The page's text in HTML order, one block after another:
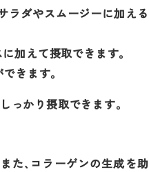
ラダやスムージーに加える
加えて摂取できます。
きます。
っかり摂取できます。
た、コラーゲンの生成を助